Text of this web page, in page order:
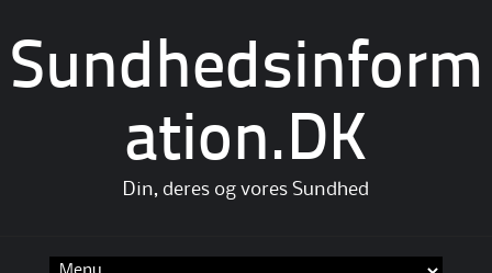
Sundhedsinform
ation.DK
Din, deres og vores Sundhed